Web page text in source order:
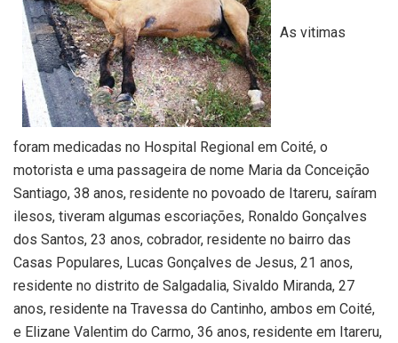
As vitimas
foram medicadas no Hospital Regional em Coité, o
motorista e uma passageira de nome Maria da Conceição
Santiago, 38 anos, residente no povoado de Itareru, saíram
ilesos, tiveram algumas escoriações, Ronaldo Gonçalves
dos Santos, 23 anos, cobrador, residente no bairro das
Casas Populares, Lucas Gonçalves de Jesus, 21 anos,
residente no distrito de Salgadalia, Sivaldo Miranda, 27
anos, residente na Travessa do Cantinho, ambos em Coité,
e Elizane Valentim do Carmo, 36 anos, residente em Itareru,